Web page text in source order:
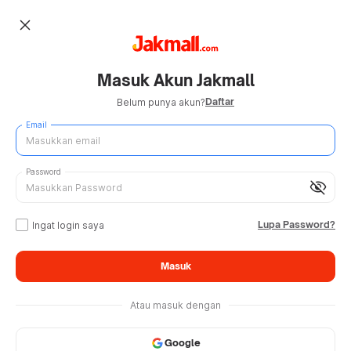
close
Masuk Akun Jakmall
Belum punya akun?Daftar
Email
visibility_off
Password
Ingat login saya Lupa Password?
Masuk
Atau masuk dengan
Google